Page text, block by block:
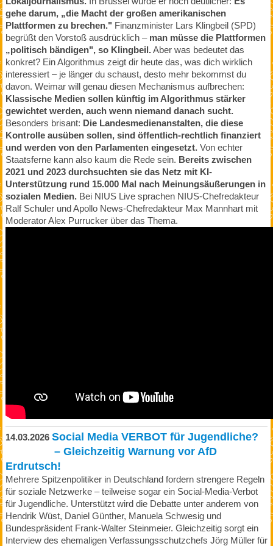
gehe darum, „die Macht der großen amerikanischen
Plattformen zu brechen." Finanzminister Lars Klingbeil (SPD)
begrüßt den Vorstoß ausdrücklich – man müsse die Plattformen
„politisch bändigen", so Klingbeil.Aber was bedeutet das
konkret? Ein Algorithmus zeigt dir heute das, was dich wirklich
interessiert – je länger du schaust, desto mehr bekommst du
davon. Weimar will genau diesen Mechanismus aufbrechen:
Klassische Medien sollen künftig im Algorithmus stärker
gewichtet werden, auch wenn niemand danach sucht.
Besonders brisant: Die Landesmedienanstalten, die diese
Kontrolle ausüben sollen, sind öffentlich-rechtlich finanziert
und werden von den Parlamenten eingesetzt.Von echter
Staatsferne kann also kaum die Rede sein. Bereits zwischen
2021 und 2023 durchsuchten sie das Netz mit KI-
Unterstützung rund 15.000 Mal nach Meinungsäußerungen in
sozialen Medien.Bei NIUS Live sprachen NIUS-Chefredakteur
Ralf Schuler und Apollo News-Chefredakteur Max Mannhart mit
Moderator Alex Purrucker über das Thema.
14.03.2026 Social Media VERBOT für Jugendliche?
– Gleichzeitig Warnung vor AfD
Erdrutsch!
Mehrere Spitzenpolitiker in Deutschland fordern strengere Regeln
für soziale Netzwerke – teilweise sogar ein Social-Media-Verbot
für Jugendliche. Unterstützt wird die Debatte unter anderem von
Hendrik Wüst, Daniel Günther, Manuela Schwesig und
Bundespräsident Frank-Walter Steinmeier. Gleichzeitig sorgt ein
Interview des ehemaligen Verfassungsschutzchefs Jörg Müller für